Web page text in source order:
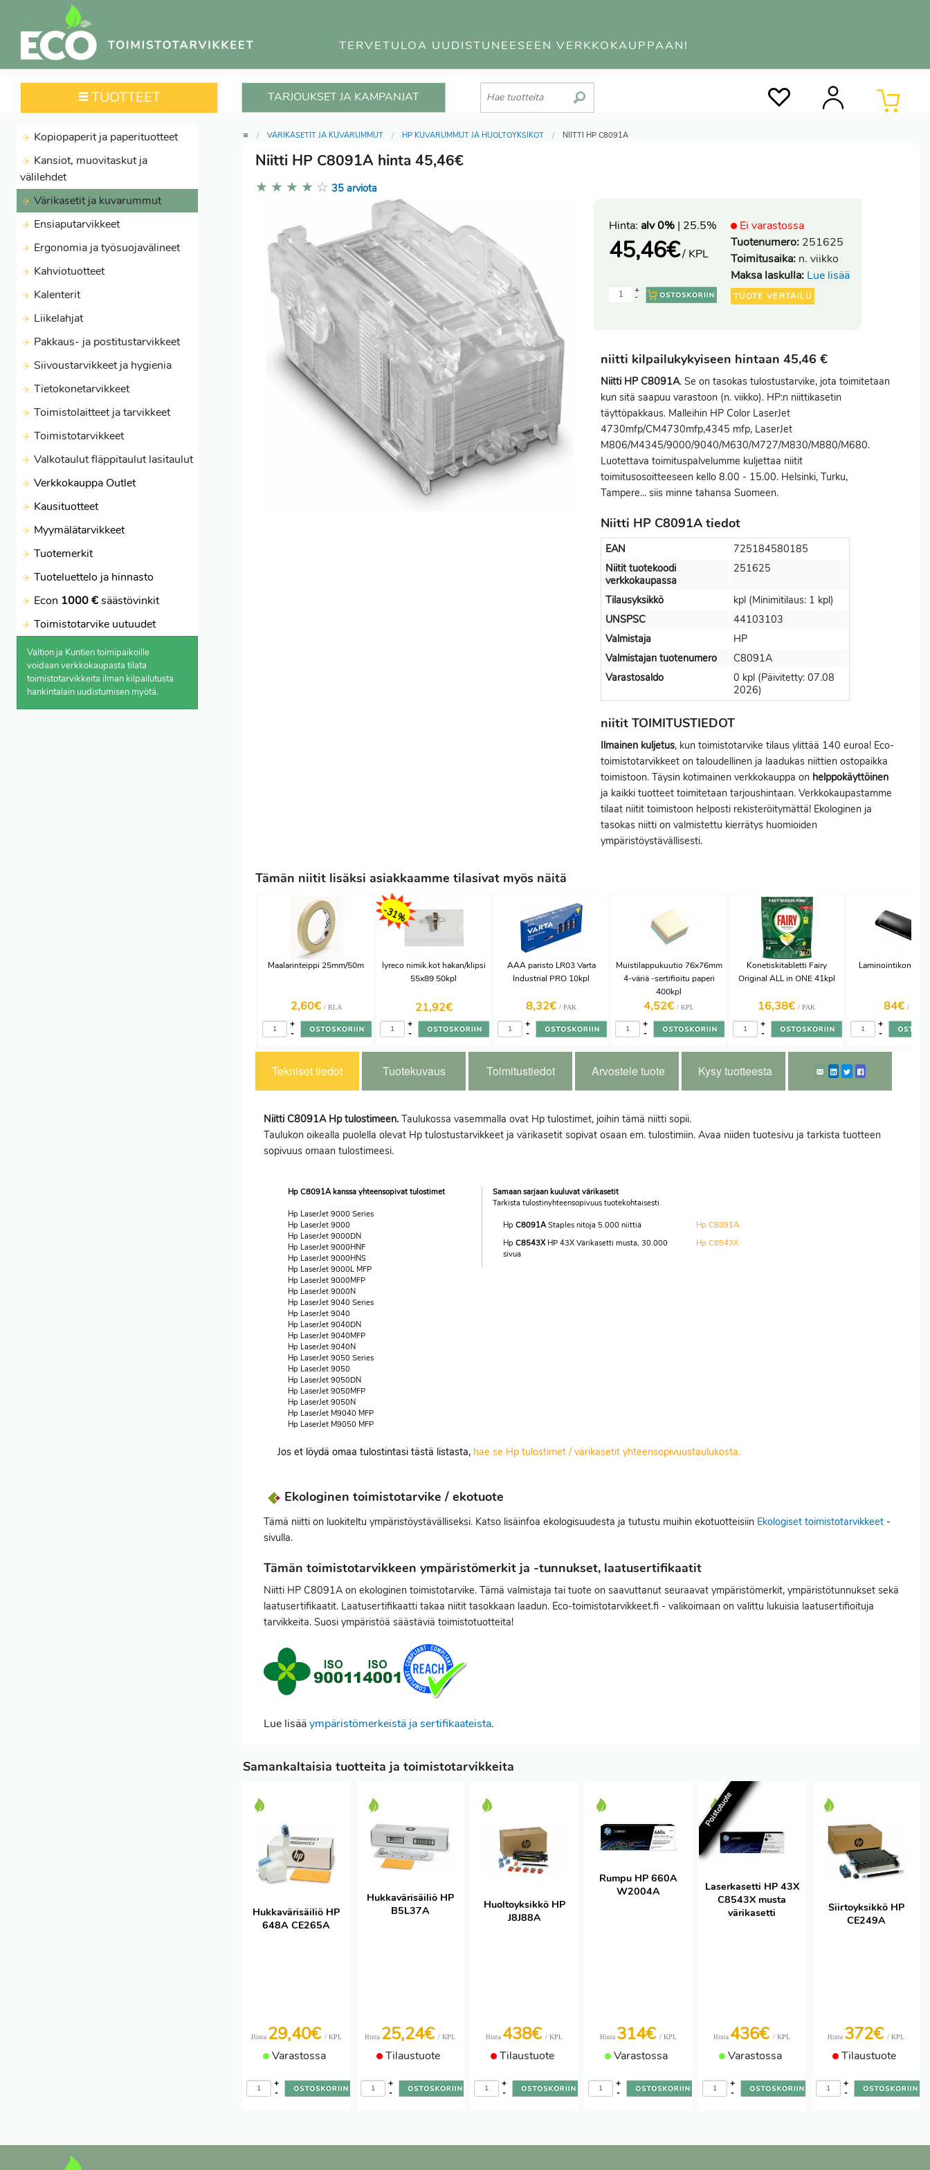
TERVETULOA UUDISTUNEESEEN VERKKOKAUPPAAN!
TUOTTEET TARJOUKSET JA KAMPANJAT
Kopiopaperit ja paperituotteet
Kansiot, muovitaskut ja
välilehdet
Värikasetit ja kuvarummut
Ensiaputarvikkeet
Ergonomia ja työsuojavälineet
Kahviotuotteet
Kalenterit
Liikelahjat
Pakkaus- ja postitustarvikkeet
Siivoustarvikkeet ja hygienia
Tietokonetarvikkeet
Toimistolaitteet ja tarvikkeet
Toimistotarvikkeet
Valkotaulut fläppitaulut lasitaulut
Verkkokauppa Outlet
Kausituotteet
Myymälätarvikkeet
Tuotemerkit
Tuoteluettelo ja hinnasto
Econ 1000 €säästövinkit
Toimistotarvike uutuudet
Valtion ja Kuntien toimipaikoille
voidaan verkkokaupasta tilata
toimistotarvikkeita ilman kilpailutusta
hankintalain uudistumisen myötä.
≡ VÄRIKASETIT JA KUVARUMMUT HP KUVARUMMUT JA HUOLTOYKSIKÖT NIITTI HP C8091A
Niitti HP C8091A hinta 45,46€
★ ★ ★ ★ ☆ 35 arviota
Hinta: alv 0% | 25.5%
45,46€/ KPL
-
+
Ei varastossa
Tuotenumero: 251625
Toimitusaika: n. viikko
Maksa laskulla: Lue lisää
TUOTE VERTAILU
niitti kilpailukykyiseen hintaan 45,46 €
Niitti HP C8091A. Se on tasokas tulostustarvike, jota toimitetaan
kun sitä saapuu varastoon (n. viikko). HP:n niittikasetin
täyttöpakkaus. Malleihin HP Color LaserJet
4730mfp/CM4730mfp,4345 mfp, LaserJet
M806/M4345/9000/9040/M630/M727/M830/M880/M680.
Luotettava toimituspalvelumme kuljettaa niitit
toimitusosoitteeseen kello 8.00 - 15.00. Helsinki, Turku,
Tampere... siis minne tahansa Suomeen.
Niitti HP C8091A tiedot
EAN
725184580185
Niitit tuotekoodi
verkkokaupassa
251625
Tilausyksikkö
kpl (Minimitilaus: 1 kpl)
UNSPSC
44103103
Valmistaja
HP
Valmistajan tuotenumero
C8091A
Varastosaldo
0 kpl (Päivitetty: 07.08
2026)
niitit TOIMITUSTIEDOT
Ilmainen kuljetus, kun toimistotarvike tilaus ylittää 140 euroa! Eco-
toimistotarvikkeet on taloudellinen ja laadukas niittien ostopaikka
toimistoon. Täysin kotimainen verkkokauppa on helppokäyttöinen
ja kaikki tuotteet toimitetaan tarjoushintaan. Verkkokaupastamme
tilaat niitit toimistoon helposti rekisteröitymättä! Ekologinen ja
tasokas niitti on valmistettu kierrätys huomioiden
ympäristöystävällisesti.
Tämän niitit lisäksi asiakkaamme tilasivat myös näitä
Maalarinteippi 25mm/50m
2,60€ / RLA
-
+
-31%
lyreco nimik.kot hakan/klipsi
55x89 50kpl
21,92€
-
+
AAA paristo LR03 Varta
Industrial PRO 10kpl
8,32€ / PAK
-
+
Muistilappukuutio 76x76mm
4-väriä -sertifioitu paperi
400kpl
4,52€ / KPL
-
+
Konetiskitabletti Fairy
Original ALL in ONE 41kpl
16,38€ / PAK
-
+
Laminointikone a3
84€ / KPL
-
+
Tekniset tiedot Tuotekuvaus Toimitustiedot Arvostele tuote Kysy tuotteesta
Niitti C8091A Hp tulostimeen. Taulukossa vasemmalla ovat Hp tulostimet, joihin tämä niitti sopii.
Taulukon oikealla puolella olevat Hp tulostustarvikkeet ja värikasetit sopivat osaan em. tulostimiin. Avaa niiden tuotesivu ja tarkista tuotteen
sopivuus omaan tulostimeesi.
Hp C8091A kanssa yhteensopivat tulostimet
Hp LaserJet 9000 Series
Hp LaserJet 9000
Hp LaserJet 9000DN
Hp LaserJet 9000HNF
Hp LaserJet 9000HNS
Hp LaserJet 9000L MFP
Hp LaserJet 9000MFP
Hp LaserJet 9000N
Hp LaserJet 9040 Series
Hp LaserJet 9040
Hp LaserJet 9040DN
Hp LaserJet 9040MFP
Hp LaserJet 9040N
Hp LaserJet 9050 Series
Hp LaserJet 9050
Hp LaserJet 9050DN
Hp LaserJet 9050MFP
Hp LaserJet 9050N
Hp LaserJet M9040 MFP
Hp LaserJet M9050 MFP
Samaan sarjaan kuuluvat värikasetit
Tarkista tulostinyhteensopivuus tuotekohtaisesti.
Hp C8091AStaples nitoja 5.000 niittiä
Hp C8091A
Hp C8543XHP 43X Värikasetti musta, 30.000
sivua
Hp C8543X
Jos et löydä omaa tulostintasi tästä listasta, hae se Hp tulostimet / värikasetit yhteensopivuustaulukosta.
Ekologinen toimistotarvike / ekotuote
Tämä niitti on luokiteltu ympäristöystävälliseksi. Katso lisäinfoa ekologisuudesta ja tutustu muihin ekotuotteisiin Ekologiset toimistotarvikkeet -
sivulla.
Tämän toimistotarvikkeen ympäristömerkit ja -tunnukset, laatusertifikaatit
Niitti HP C8091A on ekologinen toimistotarvike. Tämä valmistaja tai tuote on saavuttanut seuraavat ympäristömerkit, ympäristötunnukset sekä
laatusertifikaatit. Laatusertifikaatti takaa niitit tasokkaan laadun. Eco-toimistotarvikkeet.fi - valikoimaan on valittu lukuisia laatusertifioituja
tarvikkeita. Suosi ympäristöä säästäviä toimistotuotteita!
Lue lisääympäristömerkeistä ja sertifikaateista.
Samankaltaisia tuotteita ja toimistotarvikkeita
Hukkavärisäiliö HP
648A CE265A
Hinta 29,40€ / KPL
Varastossa
-
+
Hukkavärisäiliö HP
B5L37A
Hinta 25,24€/ KPL
Tilaustuote
-
+
Huoltoyksikkö HP
J8J88A
Hinta 438€/ KPL
Tilaustuote
-
+
Rumpu HP 660A
W2004A
Hinta 314€ / KPL
Varastossa
-
+
Poistotuote
Laserkasetti HP 43X
C8543X musta
värikasetti
Hinta 436€/ KPL
Varastossa
-
+
Siirtoyksikkö HP
CE249A
Hinta 372€/ KPL
Tilaustuote
-
+